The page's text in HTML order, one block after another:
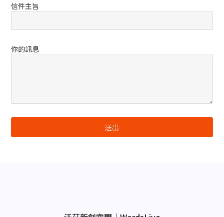
信件主旨
你的訊息